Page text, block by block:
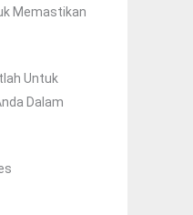
Memastikan
Untuk
Dalam